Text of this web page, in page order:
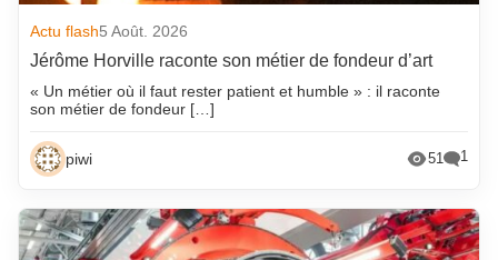
Actu flash5 Août. 2026
Jérôme Horville raconte son métier de fondeur d’art
« Un métier où il faut rester patient et humble » : il raconte
son métier de fondeur […]
piwi 51 1